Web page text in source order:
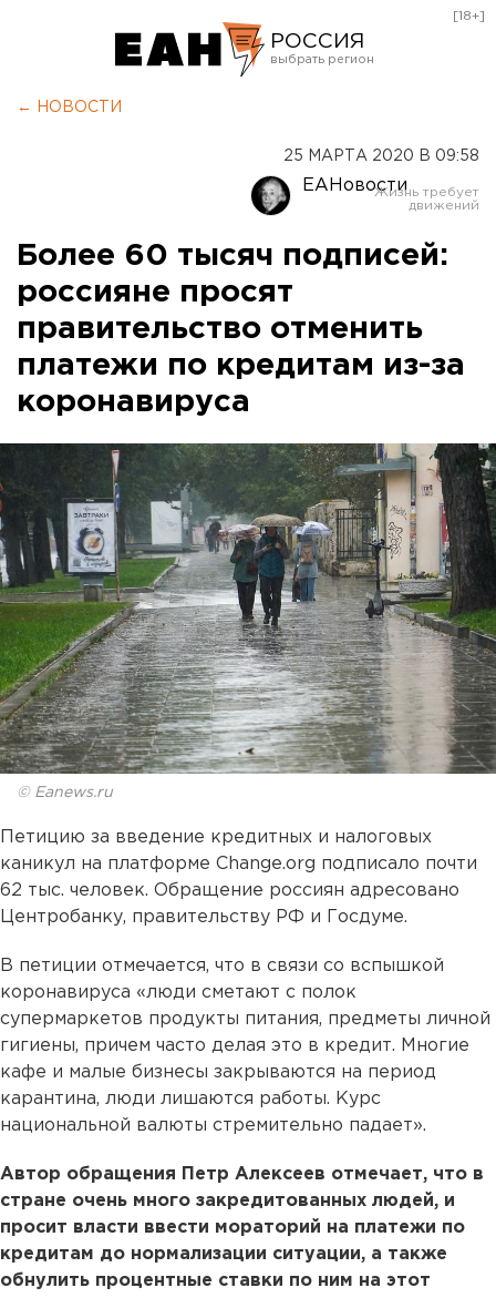
РОССИЯ
Оренбург
[18+]
← НОВОСТИ
25 МАРТА 2020 В 09:58
ЕАНовости
Более 60 тысяч подписей:
россияне просят
правительство отменить
платежи по кредитам из-за
коронавируса
© Eanews.ru
Петицию за введение кредитных и налоговых
каникул на платформе Change.org подписало почти
62 тыс. человек. Обращение россиян адресовано
Центробанку, правительству РФ и Госдуме.
В петиции отмечается, что в связи со вспышкой
коронавируса «люди сметают с полок
супермаркетов продукты питания, предметы личной
гигиены, причем часто делая это в кредит. Многие
кафе и малые бизнесы закрываются на период
карантина, люди лишаются работы. Курс
национальной валюты стремительно падает».
Автор обращения Петр Алексеев отмечает, что в
стране очень много закредитованных людей, и
просит власти ввести мораторий на платежи по
кредитам до нормализации ситуации, а также
обнулить процентные ставки по ним на этот